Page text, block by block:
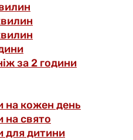
за 2 години
на кожен день
на свято
для дитини